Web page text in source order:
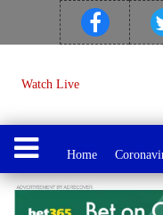
Watch Live
Home